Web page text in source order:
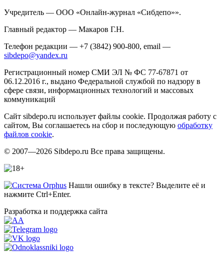
Учредитель — ООО «Онлайн-журнал «Сибдепо»».
Главный редактор — Макаров Г.Н.
Телефон редакции — +7 (3842) 900-800, email —
sibdepo@yandex.ru
Регистрационный номер СМИ ЭЛ № ФС 77-67871 от
06.12.2016 г., выдано Федеральной службой по надзору в
сфере связи, информационных технологий и массовых
коммуникаций
Сайт sibdepo.ru использует файлы cookie. Продолжая работу с
сайтом, Вы соглашаетесь на сбор и последующую обработку
файлов cookie.
© 2007—2026 Sibdepo.ru Все права защищены.
Нашли ошибку в тексте? Выделите её и
нажмите Ctrl+Enter.
Разработка и поддержка сайта